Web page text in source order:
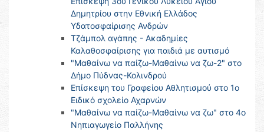
Δημητρίου στην Εθνική Ελλάδος
Υδατοσφαίρισης Ανδρών
Τζάμπολ αγάπης - Ακαδημίες
Καλαθοσφαίρισης για παιδιά με αυτισμό
"Μαθαίνω να παίζω-Μαθαίνω να ζω-2" στο
Δήμο Πύδνας-Κολινδρού
Επίσκεψη του Γραφείου Αθλητισμού στο 1ο
Ειδικό σχολείο Αχαρνών
"Μαθαίνω να παίζω-Μαθαίνω να ζω" στο 4o
Νηπιαγωγείο Παλλήνης